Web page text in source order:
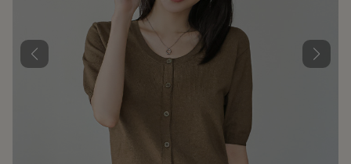
42,900 원 49,800원
리뷰 카운트 영역
캠릿리본 뷔스티에원피스+티셔츠SET
14% 46,300원
리뷰 카운트 영역